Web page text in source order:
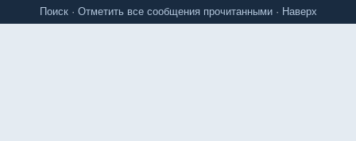
Поиск· Отметить все сообщения прочитанными· Наверх